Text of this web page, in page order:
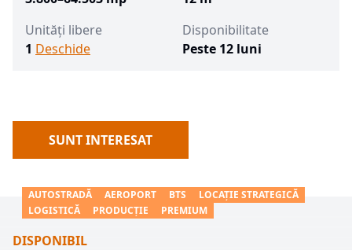
Unități libere
1 Deschide
Disponibilitate
Peste 12 luni
SUNT INTERESAT
AUTOSTRADĂ AEROPORT BTS
LOCAȚIE STRATEGICĂ
LOGISTICĂ
PRODUCȚIE PREMIUM
DISPONIBIL